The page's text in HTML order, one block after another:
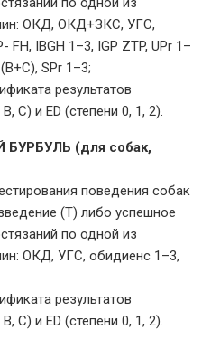
ОКД, ОКД+ЗКС, УГС,
FH, IBGH 1–3, IGP ZTP, UPr 1–
SPr 1–3;
результатов
C) и ED (степени 0, 1, 2).
(для собак,
поведения собак
(Т) либо успешное
по одной из
ОКД, УГС, обидиенс 1–3,
результатов
C) и ED (степени 0, 1, 2).